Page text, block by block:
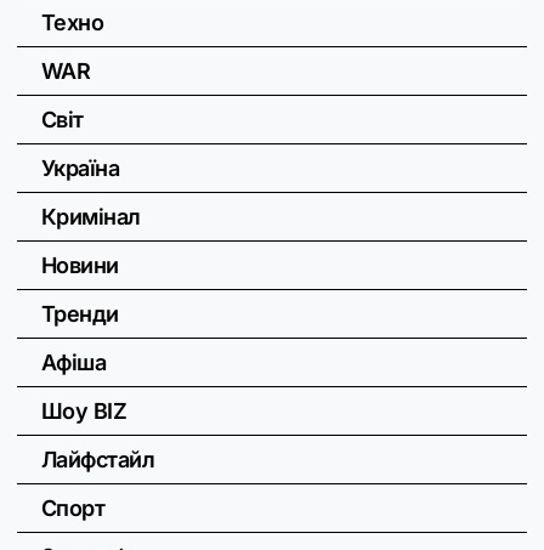
Техно
WAR
Світ
Україна
Кримінал
Новини
Тренди
Афіша
Шоу BIZ
Лайфстайл
Спорт